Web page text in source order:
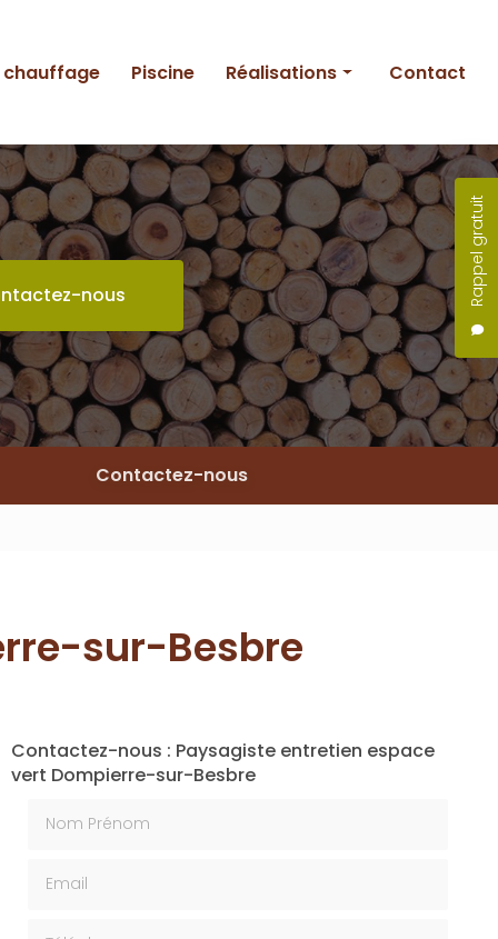
Rappel gratuit
chauffage Piscine Réalisations
Entretien
Création
Piscine
Contact
nous
Contactez-nous
sur-Besbre
Contactez-nous : Paysagiste entretien espace
vert Dompierre-sur-Besbre